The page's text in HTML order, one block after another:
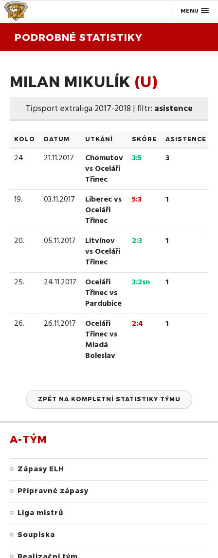
MENU
PODROBNÉ STATISTIKY
MILAN MIKULÍK (U)
Tipsport extraliga 2017-2018 | filtr: asistence
KOLO DATUM UTKÁNÍ SKÓRE ASISTENCE
24. 21.11.2017
Chomutov
vs Oceláři
Třinec
3:5 3
19. 03.11.2017
Liberec vs
Oceláři
Třinec
5:3 1
20. 05.11.2017
Litvínov
vs Oceláři
Třinec
2:3 1
25. 24.11.2017
Oceláři
Třinec vs
Pardubice
3:2sn 1
26. 26.11.2017
Oceláři
Třinec vs
Mladá
Boleslav
2:4 1
ZPĚT NA KOMPLETNÍ STATISTIKY TÝMU
A-TÝM
Zápasy ELH
Přípravné zápasy
Liga mistrů
Soupiska